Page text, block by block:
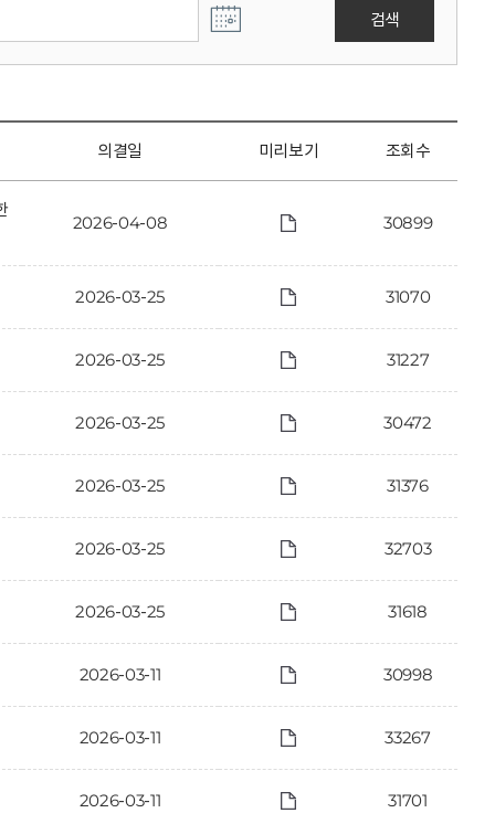
검색
의결일 미리보기 조회수
2026-04-08 30899
2026-03-25 31070
2026-03-25 31227
2026-03-25 30472
2026-03-25 31376
2026-03-25 32703
2026-03-25 31618
2026-03-11 30998
2026-03-11 33267
2026-03-11 31701